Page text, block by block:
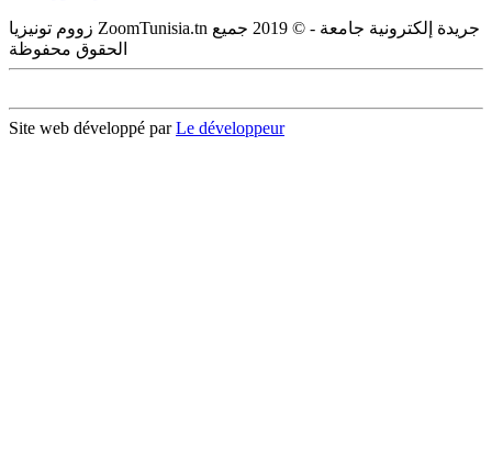
زووم تونيزيا ZoomTunisia.tn جريدة إلكترونية جامعة - © 2019 جميع
الحقوق محفوظة
Site web développé parLe développeur